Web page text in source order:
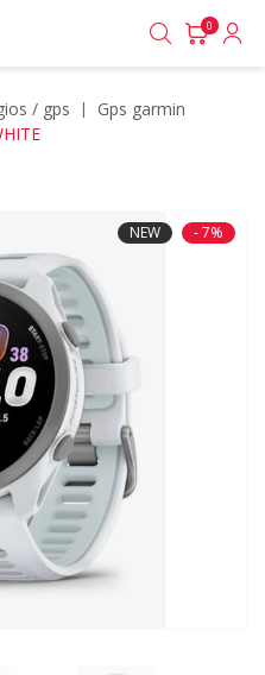
0
/ gps
gps garmin
NEW - 7%